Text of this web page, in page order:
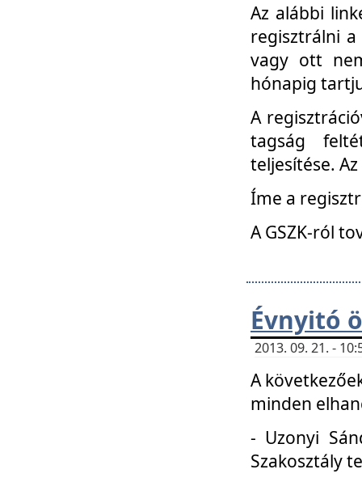
Az alábbi
regisztrálni
vagy ott
hónapig
A
tagság
teljesítése.
Íme a
A GSZK-ról
Évnyitó
2013. 09. 21. -
A
minden
- Uzonyi
Szakosztály